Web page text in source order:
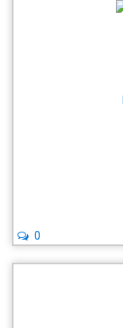
0